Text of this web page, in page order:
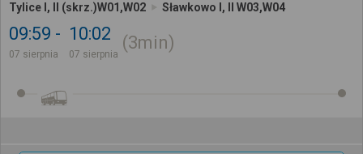
Tylice I, II (skrz.)W01,W02 Sławkowo I, II W03,W04
09:59
07 sierpnia
10:02
07 sierpnia
3min